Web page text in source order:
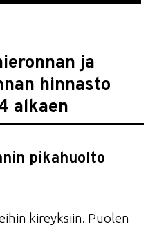
ja
hinnasto
alkaen
pikahuolto
kireyksiin. Puolen